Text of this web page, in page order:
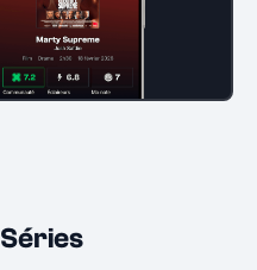
Séries